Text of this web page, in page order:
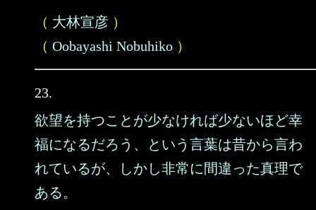
（ 大林宣彦 ）
（ Oobayashi Nobuhiko ）
23.
欲望を持つことが少なければ少ないほど幸
福になるだろう、という言葉は昔から言わ
れているが、しかし非常に間違った真理で
ある。